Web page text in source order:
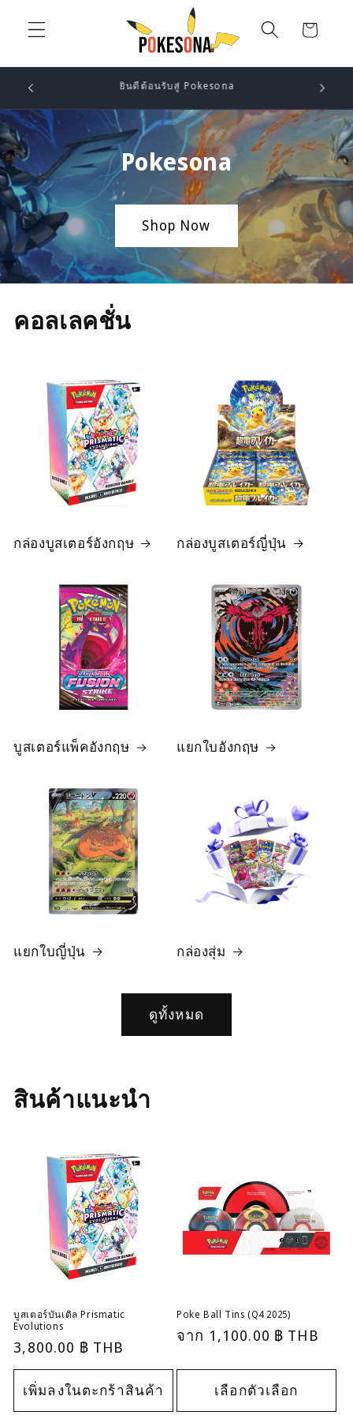
ยัง
เนื้อหา
สินค้า
ผ่อนได้แล้ว! | เครดิตการ์ด / True Money / Shopee Pay
Pokesona
Shop Now
คอลเลคชั่น
กล่องบูสเตอร์อังกฤษ กล่องบูสเตอร์ญี่ปุ่น
บูสเตอร์แพ็คอังกฤษ แยกใบอังกฤษ
แยกใบญี่ปุ่น กล่องสุ่ม
ดูทั้งหมด
สินค้าแนะนำ
บูสเตอร์บันเดิล Prismatic
Evolutions
ราคา
ปกติ
3,800.00 ฿ THB
เพิ่มลงในตะกร้าสินค้า
Poke Ball Tins (Q4 2025)
ราคา
จาก 1,100.00 ฿ THB
เลือกตัวเลือก